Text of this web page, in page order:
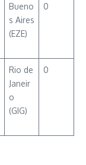
Bueno
s Aires
(EZE)
0
Rio de
Janeir
o
(GIG)
0